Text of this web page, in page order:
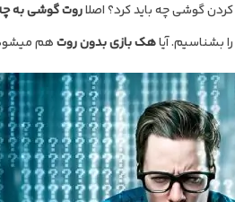
کردن گوشی چه باید کرد؟ اصلاروت گوشی به
را بشناسیم. آیاهک بازی بدون روتهم می‎شود؟ در ادامه خواهیم فهمید.